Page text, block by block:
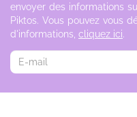
envoyer des informations
Piktos. Vous pouvez vous
d'informations, cliquez ici.